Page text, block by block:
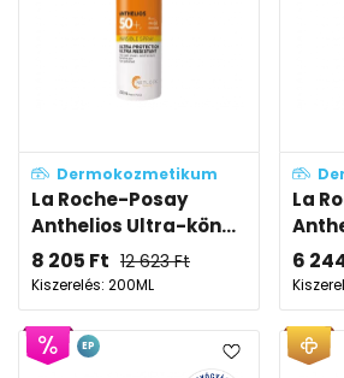
Dermokozmetikum
La Roche-Posay
Anthelios Ultra-kön...
8 205 Ft 12 623Ft
Kiszerelés: 200ML
La
6
EP